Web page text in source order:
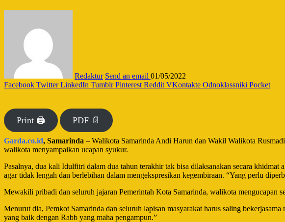
Redaktur Send an email 01/05/2022
Facebook Twitter LinkedIn Tumblr Pinterest Reddit VKontakte Odnoklassniki Pocket
Print 🖨 PDF 📄
Garda.co.id, Samarinda – Walikota Samarinda Andi Harun dan Wakil Walikota
walikota menyampaikan ucapan syukur.
Pasalnya, dua kali Idulfitri dalam dua tahun terakhir tak bisa dilaksanakan secara
agar tidak lengah dan berlebihan dalam mengekspresikan kegembiraan. “Yang perlu
Mewakili pribadi dan seluruh jajaran Pemerintah Kota Samarinda, walikota mengucapan
Menurut dia, Pemkot Samarinda dan seluruh lapisan masyarakat harus saling
yang baik dengan Rabb yang maha pengampun.”